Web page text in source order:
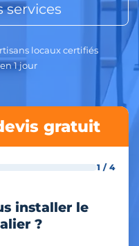
services
locaux certifiés
1 jour
gratuit
1 / 4
installer le
?